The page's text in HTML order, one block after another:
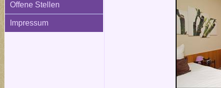
Offene Stellen
Impressum